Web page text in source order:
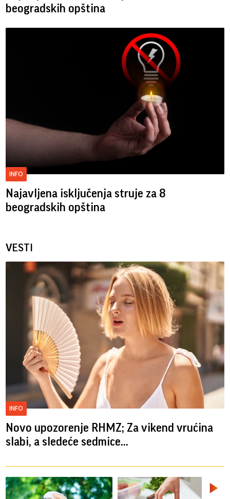
beogradskih opština
INFO
Najavljena isključenja struje za 8
beogradskih opština
VESTI
INFO
Novo upozorenje RHMZ; Za vikend vrućina
slabi, a sledeće sedmice...